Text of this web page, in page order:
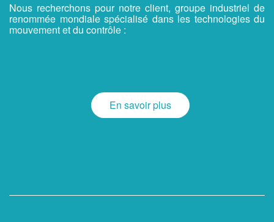
Nous recherchons pour notre client, groupe industriel de
renommée mondiale spécialisé dans les technologies du
mouvement et du contrôle :
En savoir plus